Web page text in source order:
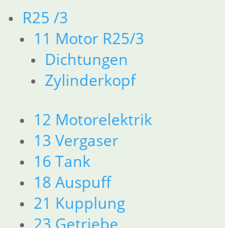
R25 /3
11 Motor R25/3
Dichtungen
Zylinderkopf
12 Motorelektrik
13 Vergaser
16 Tank
18 Auspuff
21 Kupplung
23 Getriebe
Fahrgefühl macht diese Baureihe
beliebtesten historischen BMW-
und Restaurierung sind exakte
unverzichtbar.
Typische
technische
Die Modelle sind bekannt für
Vergaser, Kardantrieb und robuste
Motorkonstruktionen. Verschleiß
Schwingenlager, Bremsmechanik,
Gummikomponenten, Kabelbäume